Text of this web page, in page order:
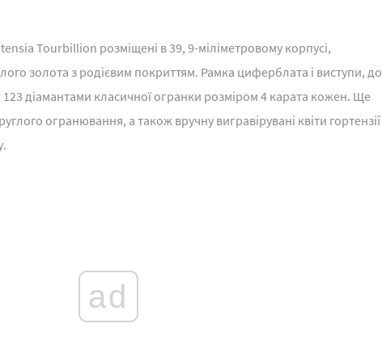
Tourbillion розміщені в 39, 9-міліметровому корпусі,
золота з родієвим покриттям. Рамка циферблата і виступи, до
123 діамантами класичної огранки розміром 4 карата кожен. Ще
огранювання, а також вручну вигравірувані квіти гортензії
ad